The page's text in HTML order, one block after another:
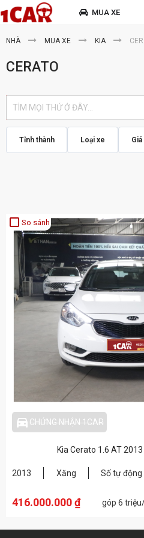
MUA XE
NHÀ MUA XE KIA
CERATO
Tỉnh thành Loại xe Giá
crop_square So sánh
CHỨNG NHẬN 1CAR
Kia Cerato 1.6 AT
2013 Xăng Số tự động
416.000.000 ₫ góp 6